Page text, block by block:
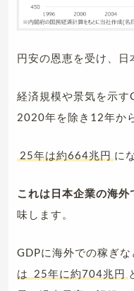
円安の恩恵を受け、日
経済規模や景気を示
2020年を除き12年か
25年は約664兆円 に
これは日本企業の海
味します。
GDPに海外での稼ぎな
は
25年に約704兆円